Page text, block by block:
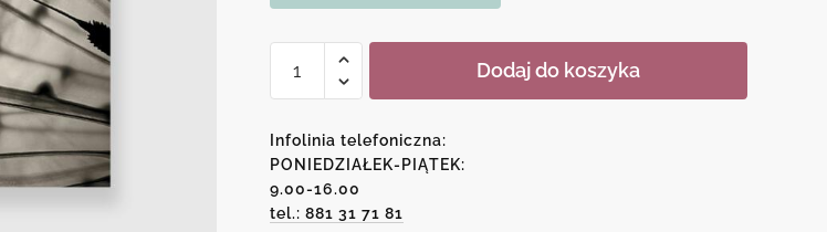
Obraz
dmuchawiec
na
szarym
tle
Dodaj do koszyka
Infolinia telefoniczna:
PONIEDZIAŁEK-PIĄTEK:
9.00-16.00
tel.: 881 31 71 81